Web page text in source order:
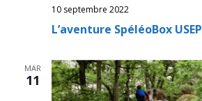
L’aventure SpéléoBox USEP
10 septembre 2022
MAR
11